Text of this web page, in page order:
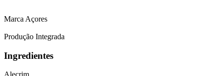
Marca Açores
Produção Integrada
Ingredientes